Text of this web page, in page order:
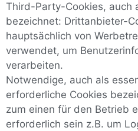
Third-Party-Cookies, auch
bezeichnet: Drittanbieter-
hauptsächlich von
verwendet, um
verarbeiten.
Notwendige, auch als
erforderliche Cookies
zum einen für den Betrieb
erforderlich sein z.B. um